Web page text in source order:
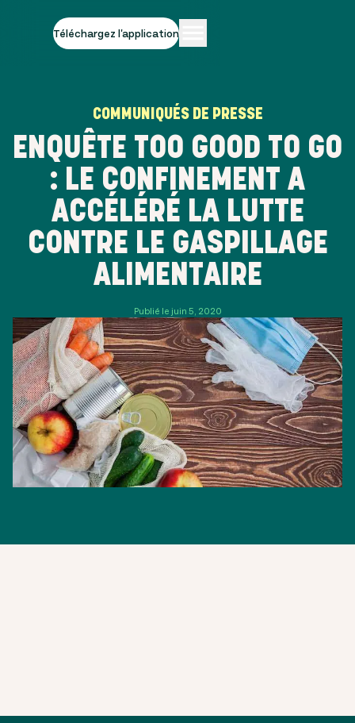
Téléchargez l'application
COMMUNIQUÉS DE PRESSE
ENQUÊTE TOO GOOD TO GO
: LE CONFINEMENT A
ACCÉLÉRÉ LA LUTTE
CONTRE LE GASPILLAGE
ALIMENTAIRE
Publié le juin 5, 2020